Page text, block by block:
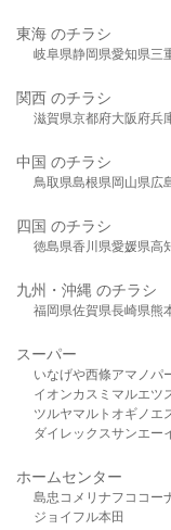
東海 のチラシ
岐阜県静岡県愛知県三
関西 のチラシ
滋賀県京都府大阪府兵
中国 のチラシ
鳥取県島根県岡山県広
四国 のチラシ
徳島県香川県愛媛県高
九州・沖縄 のチラシ
福岡県佐賀県長崎県熊
スーパー
いなげや西條アマノパ
イオンカスミ マルエツ
ツルヤマルト オギノ エ
ダイレックスサンエー
ホームセンター
島忠 コメリ ナフコ コー
ジョイフル本田